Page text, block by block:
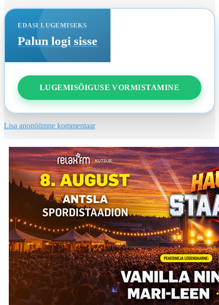
EDASI LUGEMISEKS
Palun logi sisse
LUGEMISÕIGUSE VORMISTAMINE
Lisa anonüümne kommentaar